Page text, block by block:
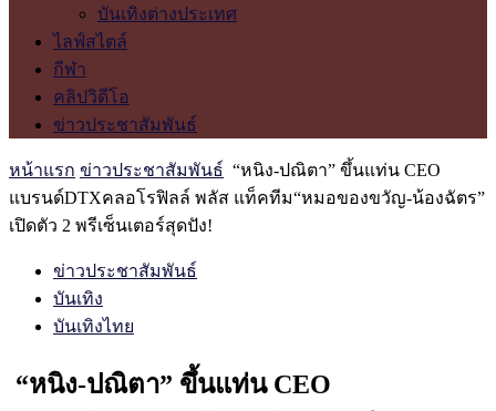
บันเทิงต่างประเทศ
ไลฟ์สไตล์
กีฬา
คลิปวิดีโอ
ข่าวประชาสัมพันธ์
หน้าแรก ข่าวประชาสัมพันธ์ “หนิง-ปณิตา” ขึ้นแท่น CEO
แบรนด์DTXคลอโรฟิลล์ พลัส แท็คทีม“หมอของขวัญ-น้องฉัตร”
เปิดตัว 2 พรีเซ็นเตอร์สุดปัง!
ข่าวประชาสัมพันธ์
บันเทิง
บันเทิงไทย
“หนิง-ปณิตา” ขึ้นแท่น CEO